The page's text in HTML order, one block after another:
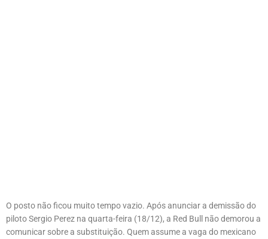
O posto não ficou muito tempo vazio. Após anunciar a demissão do
piloto Sergio Perez na quarta-feira (18/12), a Red Bull não demorou a
comunicar sobre a substituição. Quem assume a vaga do mexicano